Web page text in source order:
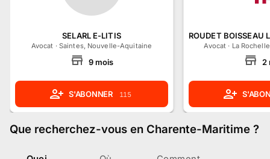
SELARL E-LITIS
Avocat · Saintes, Nouvelle-Aquitaine
9mois
S'ABONNER 115
ROUDET BOISSEAU
Avocat · La
2
Que recherchez-vous en Charente-Maritime ?